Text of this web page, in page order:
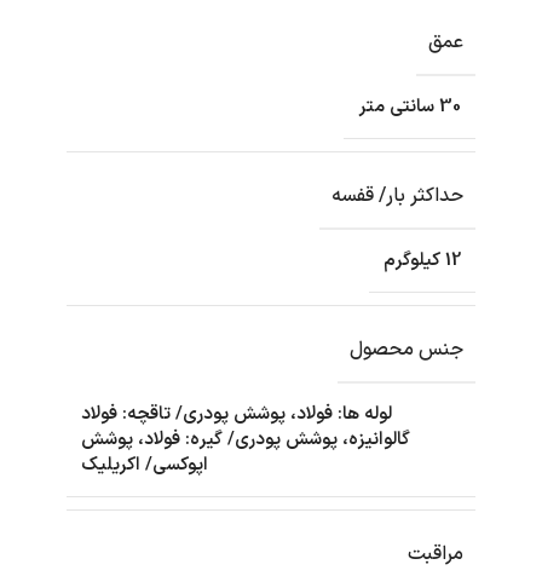
عمق
30 سانتی متر
حداکثر بار/ قفسه
12 کیلوگرم
جنس محصول
لوله ها: فولاد، پوشش پودری/ تاقچه: فولاد
گالوانیزه، پوشش پودری/ گیره: فولاد، پوشش
اپوکسی/ اکریلیک
مراقبت